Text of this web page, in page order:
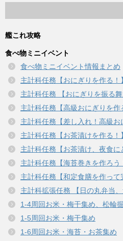
艦これ攻略
食べ物ミニイベント
食べ物ミニイベント情報まとめ
主計科任務【おにぎりを作る！】
主計科任務 【おにぎりを振る舞
主計科任務【高級おにぎりを作
主計科任務【差し入れ！高級お
主計科任務【お茶漬けを作る！】
主計科任務【お茶漬け、夜食に
主計科任務【海苔巻きを作ろう
主計科任務【和定食膳を作って
主計科拡張任務 【日の丸弁当、
1-4周回お米・梅干集め、松輪
1-5周回お米・梅干集め
1-6周回お米・海苔・お茶集め